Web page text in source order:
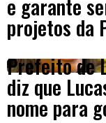
e garante
projetos da
Prefeito de
diz que
nome para